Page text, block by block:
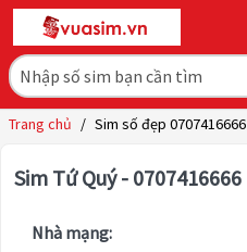
Trang chủ / Sim số đẹp 0707416666
Sim Tứ Quý - 0707416666
Nhà mạng: